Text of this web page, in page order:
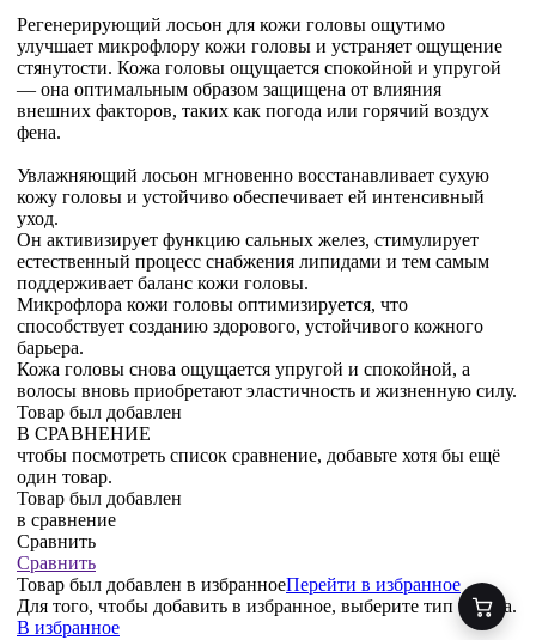
Регенерирующий лосьон для кожи головы ощутимо
улучшает микрофлору кожи головы и устраняет ощущение
стянутости. Кожа головы ощущается спокойной и упругой
— она оптимальным образом защищена от влияния
внешних факторов, таких как погода или горячий воздух
фена.
Увлажняющий лосьон мгновенно восстанавливает сухую
кожу головы и устойчиво обеспечивает ей интенсивный
уход.
Он активизирует функцию сальных желез, стимулирует
естественный процесс снабжения липидами и тем самым
поддерживает баланс кожи головы.
Микрофлора кожи головы оптимизируется, что
способствует созданию здорового, устойчивого кожного
барьера.
Кожа головы снова ощущается упругой и спокойной, а
волосы вновь приобретают эластичность и жизненную силу.
Товар был добавлен
В СРАВНЕНИЕ
чтобы посмотреть список сравнение, добавьте хотя бы ещё
один товар.
Товар был добавлен
в сравнение
Сравнить
Сравнить
Товар был добавлен в избранноеПерейти в избранное
Для того, чтобы добавить в избранное, выберите тип товара.
В избранное